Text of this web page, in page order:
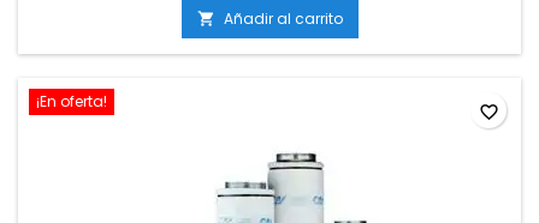
 Añadir al carrito
¡En oferta! favorite_border